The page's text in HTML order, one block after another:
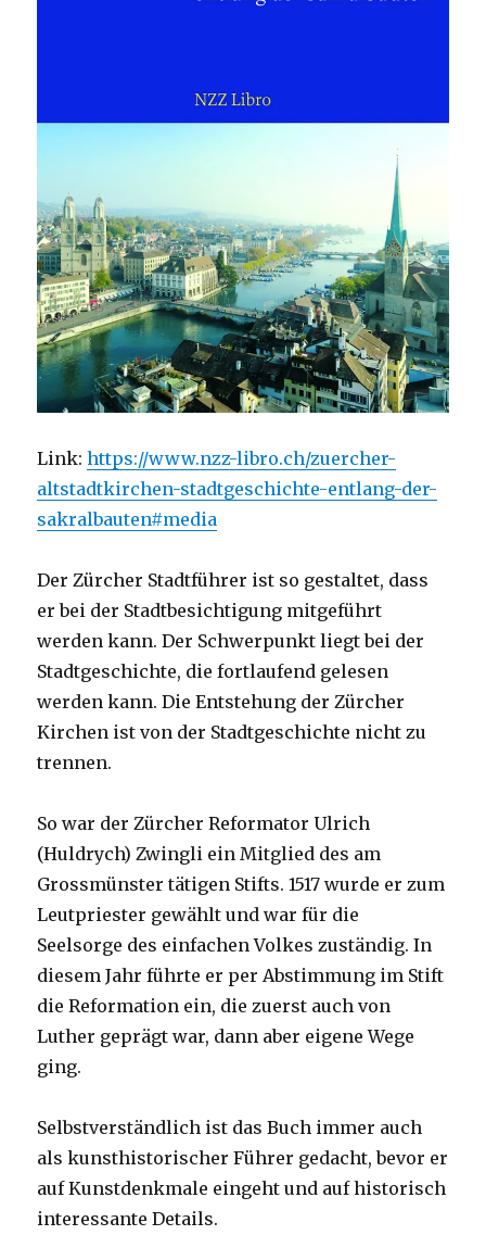
Link:https://www.nzz-libro.ch/zuercher-
altstadtkirchen-stadtgeschichte-entlang-der-
sakralbauten#media
Der Zürcher Stadtführer ist so gestaltet, dass
er bei der Stadtbesichtigung mitgeführt
werden kann. Der Schwerpunkt liegt bei der
Stadtgeschichte, die fortlaufend gelesen
werden kann. Die Entstehung der Zürcher
Kirchen ist von der Stadtgeschichte nicht zu
trennen.
So war der Zürcher Reformator Ulrich
(Huldrych) Zwingli ein Mitglied des am
Grossmünster tätigen Stifts. 1517 wurde er zum
Leutpriester gewählt und war für die
Seelsorge des einfachen Volkes zuständig. In
diesem Jahr führte er per Abstimmung im Stift
die Reformation ein, die zuerst auch von
Luther geprägt war, dann aber eigene Wege
ging.
Selbstverständlich ist das Buch immer auch
als kunsthistorischer Führer gedacht, bevor er
auf Kunstdenkmale eingeht und auf historisch
interessante Details.